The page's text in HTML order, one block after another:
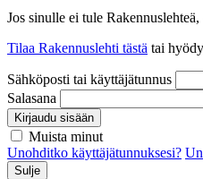
Jos sinulle ei tule
Tilaa Rakennuslehti tästä tai
Sähköposti tai käyttäjätunnus
Salasana
Kirjaudu sisään
Muista minut
Unohditko käyttäjätunnuksesi?
Sulje